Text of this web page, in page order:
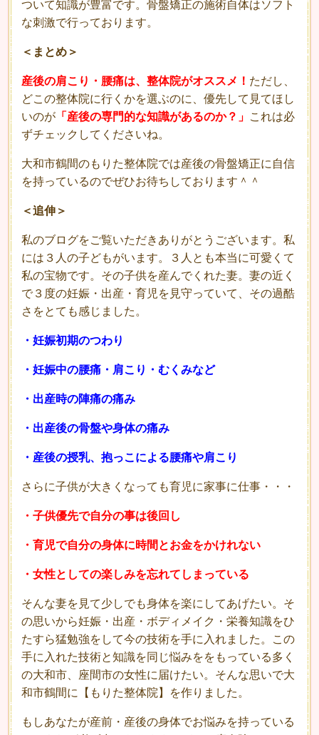
ついて知識が豊富です。骨盤矯正の施術自体はソフト
な刺激で行っております。
＜まとめ＞
産後の肩こり・腰痛は、整体院がオススメ！ ただし、
どこの整体院に行くかを選ぶのに、優先して見てほし
いのが 「産後の専門的な知識があるのか？」 これは必
ずチェックしてくださいね。
大和市鶴間のもりた整体院では産後の骨盤矯正に自信
を持っているのでぜひお待ちしております＾＾
＜追伸＞
私のブログをご覧いただきありがとうございます。私
には３人の子どもがいます。３人とも本当に可愛くて
私の宝物です。その子供を産んでくれた妻。妻の近く
で３度の妊娠・出産・育児を見守っていて、その過酷
さをとても感じました。
・妊娠初期のつわり
・妊娠中の腰痛・肩こり・むくみなど
・出産時の陣痛の痛み
・出産後の骨盤や身体の痛み
・産後の授乳、抱っこによる腰痛や肩こり
さらに子供が大きくなっても育児に家事に仕事・・・
・子供優先で自分の事は後回し
・育児で自分の身体に時間とお金をかけれない
・女性としての楽しみを忘れてしまっている
そんな妻を見て少しでも身体を楽にしてあげたい。そ
の思いから妊娠・出産・ボディメイク・栄養知識をひ
たすら猛勉強をして今の技術を手に入れました。この
手に入れた技術と知識を同じ悩みををもっている多く
の大和市、座間市の女性に届けたい。そんな思いで大
和市鶴間に【もりた整体院】を作りました。
もしあなたが産前・産後の身体でお悩みを持っている